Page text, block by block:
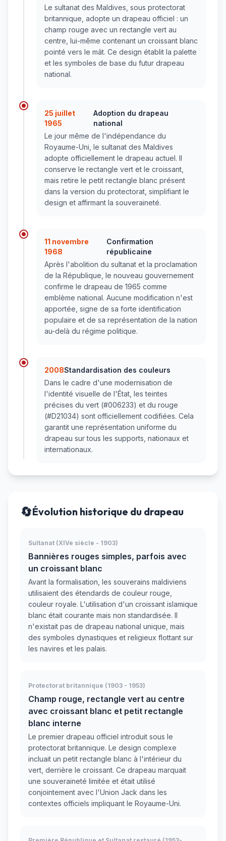
Le sultanat des Maldives, sous protectorat
britannique, adopte un drapeau officiel : un
champ rouge avec un rectangle vert au
centre, lui-même contenant un croissant blanc
pointé vers le mât. Ce design établit la palette
et les symboles de base du futur drapeau
national.
25 juillet
1965
Adoption du drapeau
national
Le jour même de l'indépendance du
Royaume-Uni, le sultanat des Maldives
adopte officiellement le drapeau actuel. Il
conserve le rectangle vert et le croissant,
mais retire le petit rectangle blanc présent
dans la version du protectorat, simplifiant le
design et affirmant la souveraineté.
11 novembre
1968
Confirmation
républicaine
Après l'abolition du sultanat et la proclamation
de la République, le nouveau gouvernement
confirme le drapeau de 1965 comme
emblème national. Aucune modification n'est
apportée, signe de sa forte identification
populaire et de sa représentation de la nation
au-delà du régime politique.
2008Standardisation des couleurs
Dans le cadre d'une modernisation de
l'identité visuelle de l'État, les teintes
précises du vert (#006233) et du rouge
(#D21034) sont officiellement codifiées. Cela
garantit une représentation uniforme du
drapeau sur tous les supports, nationaux et
internationaux.
🔄Évolution historique du drapeau
Sultanat (XIVe siècle - 1903)
Bannières rouges simples, parfois avec
un croissant blanc
Avant la formalisation, les souverains maldiviens
utilisaient des étendards de couleur rouge,
couleur royale. L'utilisation d'un croissant islamique
blanc était courante mais non standardisée. Il
n'existait pas de drapeau national unique, mais
des symboles dynastiques et religieux flottant sur
les navires et les palais.
Protectorat britannique (1903 - 1953)
Champ rouge, rectangle vert au centre
avec croissant blanc et petit rectangle
blanc interne
Le premier drapeau officiel introduit sous le
protectorat britannique. Le design complexe
incluait un petit rectangle blanc à l'intérieur du
vert, derrière le croissant. Ce drapeau marquait
une souveraineté limitée et était utilisé
conjointement avec l'Union Jack dans les
contextes officiels impliquant le Royaume-Uni.